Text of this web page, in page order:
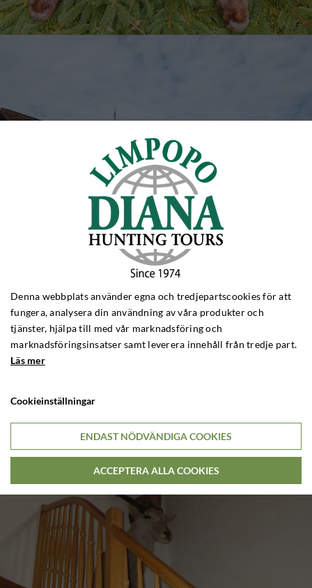
Denna webbplats använder egna och tredjepartscookies för att
fungera, analysera din användning av våra produkter och
tjänster, hjälpa till med vår marknadsföring och
marknadsföringsinsatser samt leverera innehåll från tredje part.
Läs mer
Cookieinställningar
ENDAST NÖDVÄNDIGA COOKIES
ACCEPTERA ALLA COOKIES